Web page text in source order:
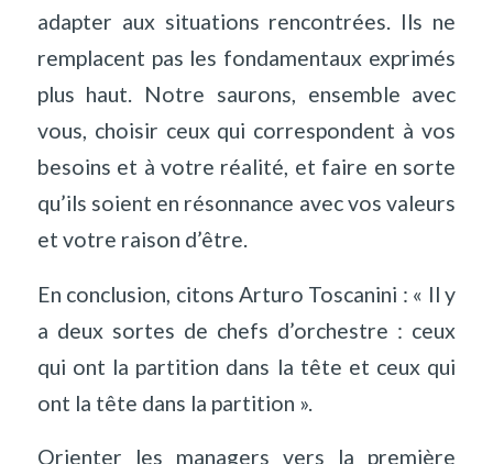
adapter aux situations rencontrées. Ils ne
remplacent pas les fondamentaux exprimés
plus haut. Notre saurons, ensemble avec
vous, choisir ceux qui correspondent à vos
besoins et à votre réalité, et faire en sorte
qu’ils soient en résonnance avec vos valeurs
et votre raison d’être.
En conclusion, citons Arturo Toscanini : « Il y
a deux sortes de chefs d’orchestre : ceux
qui ont la partition dans la tête et ceux qui
ont la tête dans la partition ».
Orienter les managers vers la première